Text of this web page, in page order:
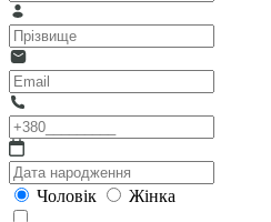
Чоловік Жінка